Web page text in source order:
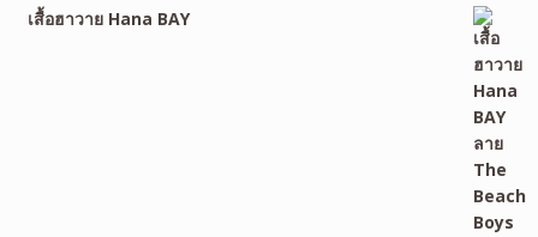
เสื้อฮาวาย Hana BAY